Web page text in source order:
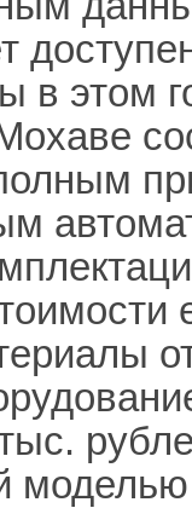
в этом